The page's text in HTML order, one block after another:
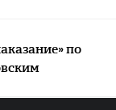
по